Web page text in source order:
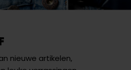
nieuwe artikelen,